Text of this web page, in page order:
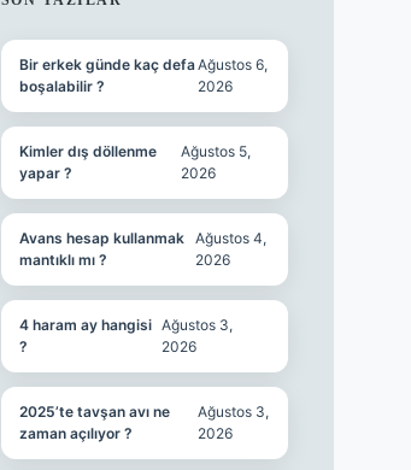
SIDEBAR
Bir erkek günde kaç defa
boşalabilir ?
Ağustos 6,
2026
Kimler dış döllenme
yapar ?
Ağustos 5,
2026
Avans hesap kullanmak
mantıklı mı ?
Ağustos 4,
2026
4 haram ay hangisi
?
Ağustos 3,
2026
2025’te tavşan avı ne
zaman açılıyor ?
Ağustos 3,
2026